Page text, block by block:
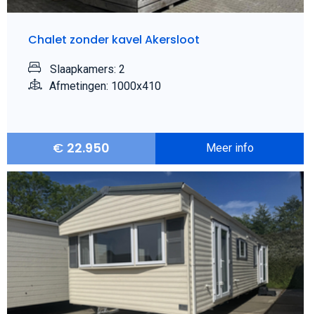
Chalet zonder kavel Akersloot
Slaapkamers: 2
Afmetingen: 1000x410
€ 22.950 Meer info